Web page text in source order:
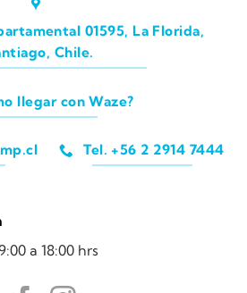
01595, La Florida,
Chile.
llegar con Waze?
Tel. +56 2 2914 7444
a 18:00 hrs